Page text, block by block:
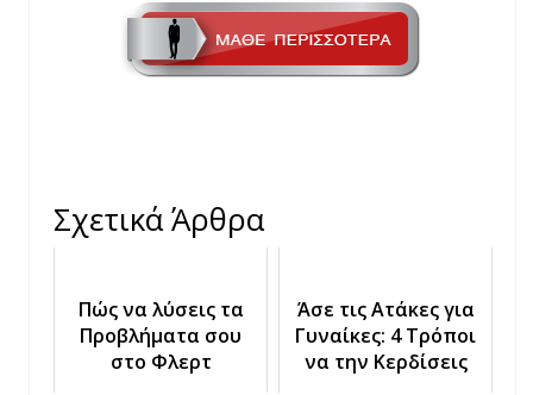
Σχετικά Άρθρα
Πώς να λύσεις τα
Προβλήματα σου
στο Φλερτ
Άσε τις Ατάκες για
Γυναίκες: 4 Τρόποι
να την Κερδίσεις